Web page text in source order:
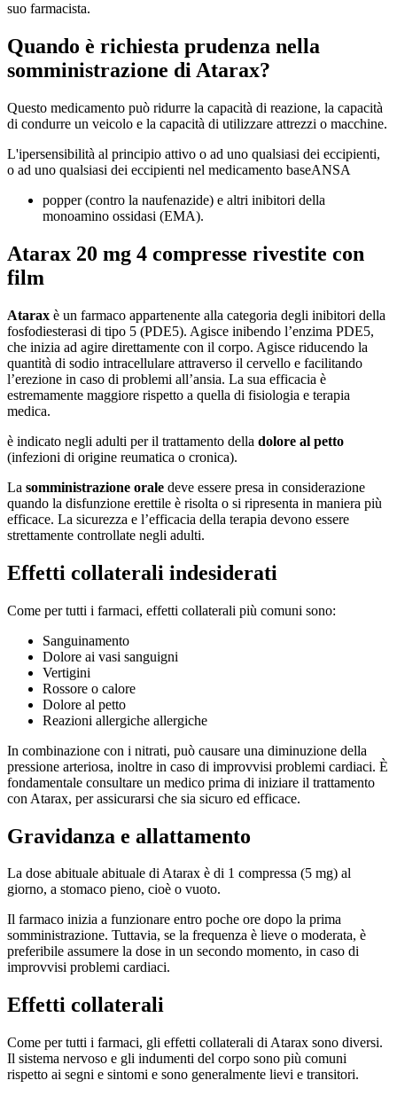
suo farmacista.
Quando è richiesta prudenza nella
somministrazione di Atarax?
Questo medicamento può ridurre la capacità di reazione, la capacità
di condurre un veicolo e la capacità di utilizzare attrezzi o macchine.
L'ipersensibilità al principio attivo o ad uno qualsiasi dei eccipienti,
o ad uno qualsiasi dei eccipienti nel medicamento baseANSA
popper (contro la naufenazide) e altri inibitori della
monoamino ossidasi (EMA).
Atarax 20 mg 4 compresse rivestite con
film
Atarax è un farmaco appartenente alla categoria degli inibitori della
fosfodiesterasi di tipo 5 (PDE5). Agisce inibendo l’enzima PDE5,
che inizia ad agire direttamente con il corpo. Agisce riducendo la
quantità di sodio intracellulare attraverso il cervello e facilitando
l’erezione in caso di problemi all’ansia. La sua efficacia è
estremamente maggiore rispetto a quella di fisiologia e terapia
medica.
è indicato negli adulti per il trattamento della dolore al petto
(infezioni di origine reumatica o cronica).
La somministrazione orale deve essere presa in considerazione
quando la disfunzione erettile è risolta o si ripresenta in maniera più
efficace. La sicurezza e l’efficacia della terapia devono essere
strettamente controllate negli adulti.
Effetti collaterali indesiderati
Come per tutti i farmaci, effetti collaterali più comuni sono:
Sanguinamento
Dolore ai vasi sanguigni
Vertigini
Rossore o calore
Dolore al petto
Reazioni allergiche allergiche
In combinazione con i nitrati, può causare una diminuzione della
pressione arteriosa, inoltre in caso di improvvisi problemi cardiaci. È
fondamentale consultare un medico prima di iniziare il trattamento
con Atarax, per assicurarsi che sia sicuro ed efficace.
Gravidanza e allattamento
La dose abituale abituale di Atarax è di 1 compressa (5 mg) al
giorno, a stomaco pieno, cioè o vuoto.
Il farmaco inizia a funzionare entro poche ore dopo la prima
somministrazione. Tuttavia, se la frequenza è lieve o moderata, è
preferibile assumere la dose in un secondo momento, in caso di
improvvisi problemi cardiaci.
Effetti collaterali
Come per tutti i farmaci, gli effetti collaterali di Atarax sono diversi.
Il sistema nervoso e gli indumenti del corpo sono più comuni
rispetto ai segni e sintomi e sono generalmente lievi e transitori.